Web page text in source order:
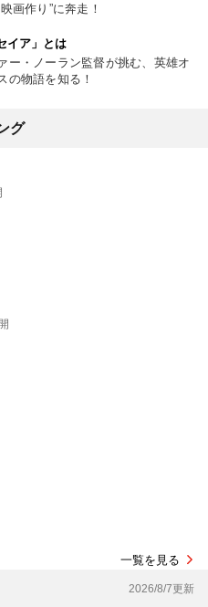
画作り”に奔走！
イア」とは
ー・ノーラン監督が挑む、英雄オ
の物語を知る！
グ
一覧を見る
2026/8/7更新